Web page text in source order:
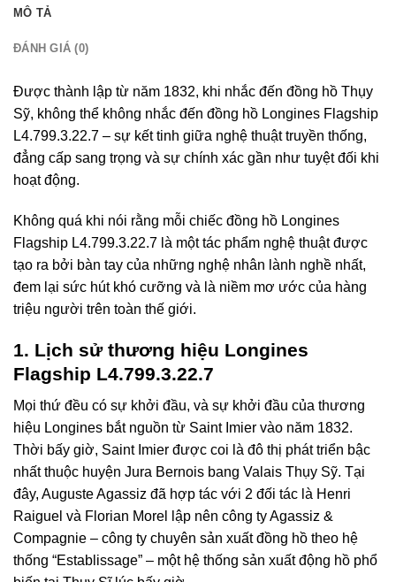
MÔ TẢ
ĐÁNH GIÁ (0)
Được thành lập từ năm 1832, khi nhắc đến đồng hồ Thụy
Sỹ, không thể không nhắc đến đồng hồ Longines Flagship
L4.799.3.22.7 – sự kết tinh giữa nghệ thuật truyền thống,
đẳng cấp sang trọng và sự chính xác gần như tuyệt đối khi
hoạt động.
Không quá khi nói rằng mỗi chiếc đồng hồ Longines
Flagship L4.799.3.22.7 là một tác phẩm nghệ thuật được
tạo ra bởi bàn tay của những nghệ nhân lành nghề nhất,
đem lại sức hút khó cưỡng và là niềm mơ ước của hàng
triệu người trên toàn thế giới.
1. Lịch sử thương hiệu Longines
Flagship L4.799.3.22.7
Mọi thứ đều có sự khởi đầu, và sự khởi đầu của thương
hiệu Longines bắt nguồn từ Saint Imier vào năm 1832.
Thời bấy giờ, Saint Imier được coi là đô thị phát triển bậc
nhất thuộc huyện Jura Bernois bang Valais Thụy Sỹ. Tại
đây, Auguste Agassiz đã hợp tác với 2 đối tác là Henri
Raiguel và Florian Morel lập nên công ty Agassiz &
Compagnie – công ty chuyên sản xuất đồng hồ theo hệ
thống “Establissage” – một hệ thống sản xuất động hồ phổ